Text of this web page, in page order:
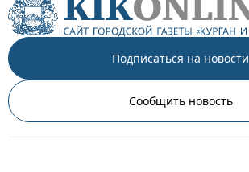
Подписаться на новости
Сообщить новость